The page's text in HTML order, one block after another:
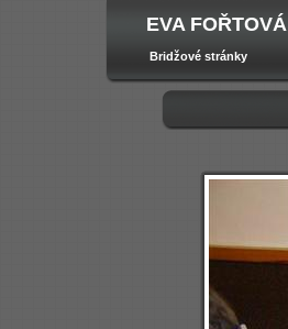
EVA FOŘTOVÁ
Bridžové stránky